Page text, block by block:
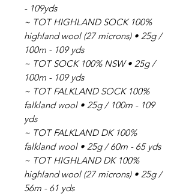
- 109yds
~ TOT HIGHLAND SOCK 100%
highland wool (27 microns) • 25g /
100m - 109 yds
~ TOT SOCK 100% NSW • 25g /
100m - 109 yds
~ TOT FALKLAND SOCK 100%
falkland wool • 25g / 100m - 109
yds
~ TOT FALKLAND DK 100%
falkland wool • 25g / 60m - 65 yds
~ TOT HIGHLAND DK 100%
highland wool (27 microns) • 25g /
56m - 61 yds